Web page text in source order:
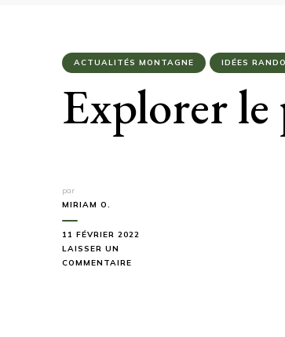
ACTUALITÉS MONTAGNE IDÉES
Explorer
par
MIRIAM O.
11 FÉVRIER 2022
LAISSER UN
COMMENTAIRE